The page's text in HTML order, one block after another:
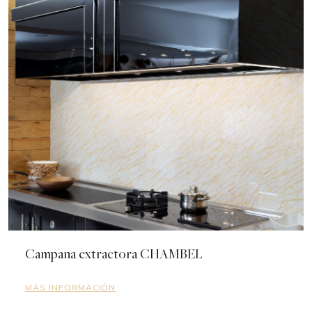
Campana extractora CHAMBEL
MÁS INFORMACIÓN